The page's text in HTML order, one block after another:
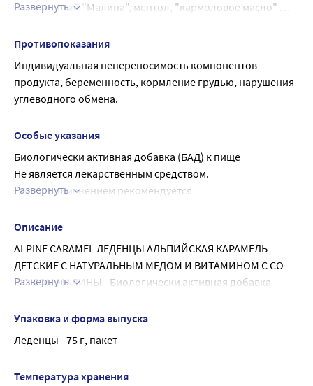
натуральный "Малина", ментол, "кармоловое масло"
широколистной, кассии (коричник китайский), листьев
цитронеллы, аниса, лимона, тимьяна)
Развернуть
Противопоказания
Индивидуальная непереносимость компонентов
продукта, беременность, кормление грудью, нарушения
углеводного обмена.
Особые указания
Биологически активная добавка (БАД) к пище
Не является лекарственным средством.
Перед применением рекомендуется
Развернуть
Описание
ALPINE CARAMEL ЛЕДЕНЦЫ АЛЬПИЙСКАЯ КАРАМЕЛЬ
ДЕТСКИЕ С НАТУРАЛЬНЫМ МЕДОМ И ВИТАМИНОМ С СО
ВКУСОМ МАЛИНЫ - Биологически активная добавка
Внешний вид и свойства: Карамель двояковыпуклая
сладкая, вкус меда, кармолового масла и апельсина
Содержанье в суточной дозе (1-5 леденцов по 3,3 г)
Развернуть
Упаковка и форма выпуска
Леденцы - 75 г, пакет
Температура хранения